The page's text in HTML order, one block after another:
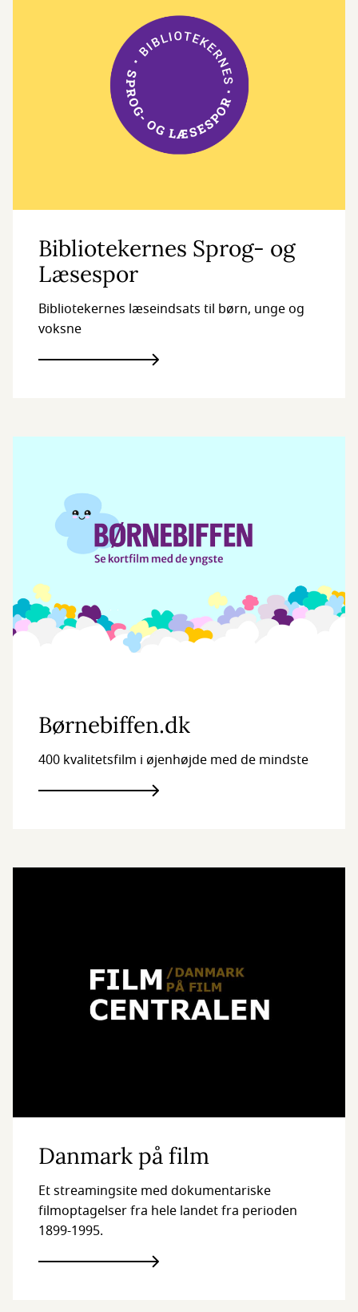
Bibliotekernes Sprog- og
Læsespor
Bibliotekernes læseindsats til børn, unge og
voksne
Børnebiffen.dk
400 kvalitetsfilm i øjenhøjde med de mindste
Danmark på film
Et streamingsite med dokumentariske
filmoptagelser fra hele landet fra perioden
1899-1995.